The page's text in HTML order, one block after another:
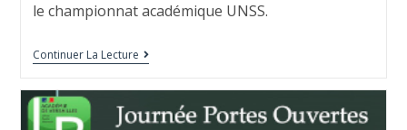
le championnat académique UNSS.
Continuer La Lecture